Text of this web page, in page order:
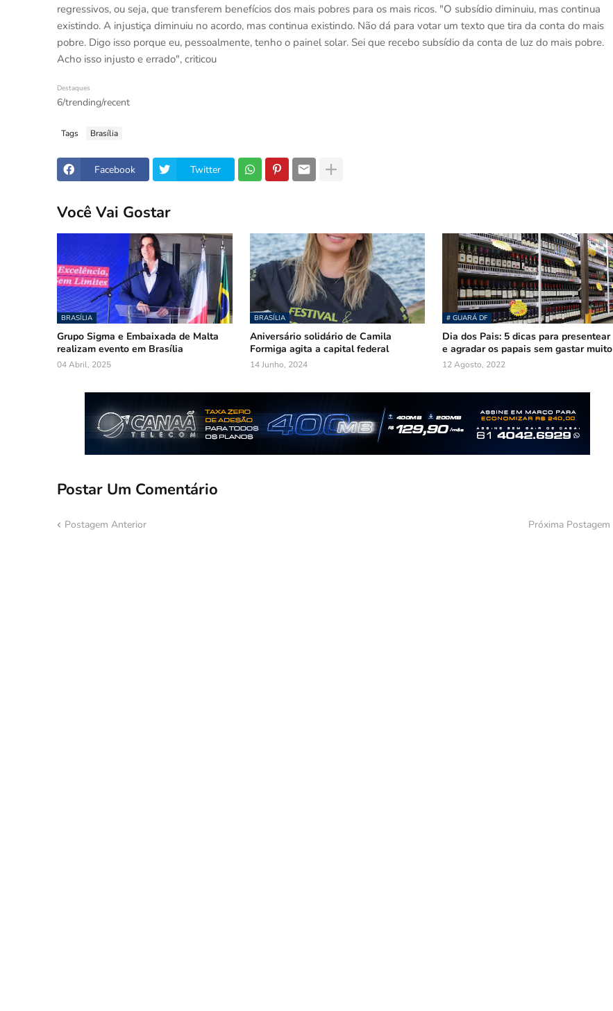
regressivos, ou seja, que transferem benefícios dos mais pobres para os mais ricos. "O subsídio diminuiu, mas continua
existindo. A injustiça diminuiu no acordo, mas continua existindo. Não dá para votar um texto que tira da conta do mais
pobre. Digo isso porque eu, pessoalmente, tenho o painel solar. Sei que recebo subsídio da conta de luz do mais pobre.
Acho isso injusto e errado", criticou
Destaques
6/trending/recent
Tags Brasília
Facebook Twitter
Você Vai Gostar
BRASÍLIA
Grupo Sigma e Embaixada de Malta
realizam evento em Brasília
04 Abril, 2025
BRASÍLIA
Aniversário solidário de Camila
Formiga agita a capital federal
14 Junho, 2024
# GUARÁ DF
Dia dos Pais: 5 dicas para presentear
e agradar os papais sem gastar muito
12 Agosto, 2022
Postar Um Comentário
Postagem Anterior Próxima Postagem